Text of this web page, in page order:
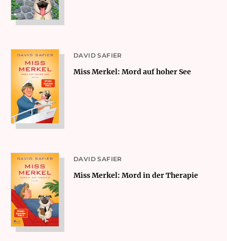
DAVID SAFIER
Miss Merkel: Mord auf hoher See
DAVID SAFIER
Miss Merkel: Mord in der Therapie